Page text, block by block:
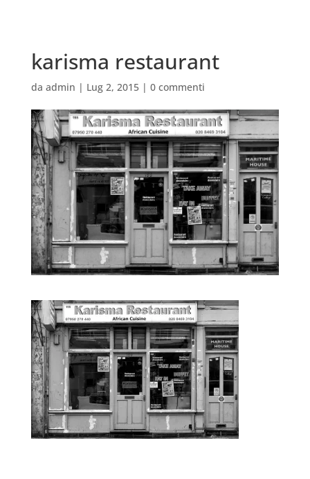
karisma restaurant
da admin | Lug 2, 2015| 0 commenti